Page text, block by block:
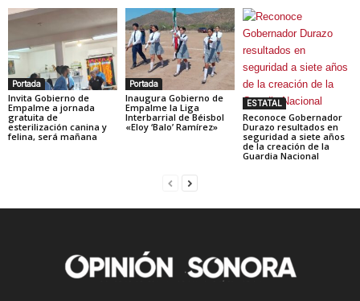
Portada
Invita Gobierno de
Empalme a jornada
gratuita de
esterilización canina y
felina, será mañana
Portada
Inaugura Gobierno de
Empalme la Liga
Interbarrial de Béisbol
«Eloy ‘Balo’ Ramírez»
ESTATAL
Reconoce Gobernador
Durazo resultados en
seguridad a siete años
de la creación de la
Guardia Nacional